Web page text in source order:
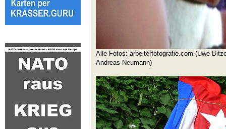
Alle Fotos: arbeiterfotografie.com (Uwe
Andreas Neumann)